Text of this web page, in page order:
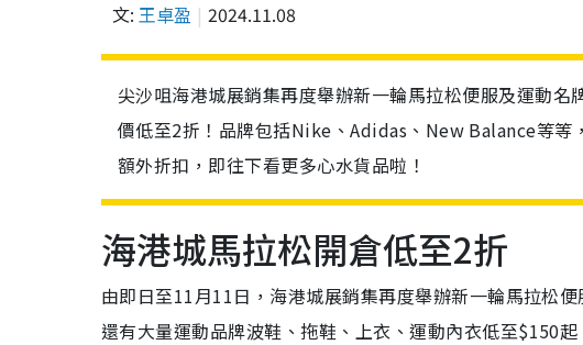
文: 王卓盈 2024.11.08
尖沙咀海港城展銷集再度舉辦新一輪馬拉松便服及運動
價低至2折！品牌包括Nike、Adidas、New Balance等
額外折扣，即往下看更多心水貨品啦！
海港城馬拉松開倉低至2折
由即日至11月11日，海港城展銷集再度舉辦新一輪馬拉松
還有大量運動品牌波鞋、拖鞋、上衣、運動內衣低至$150